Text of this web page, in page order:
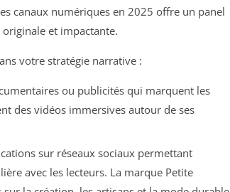
canaux numériques en 2025 offre un panel
originale et impactante.
votre stratégie narrative :
ou publicités qui marquent les
des vidéos immersives autour de ses
sur réseaux sociaux permettant
avec les lecteurs. La marque Petite